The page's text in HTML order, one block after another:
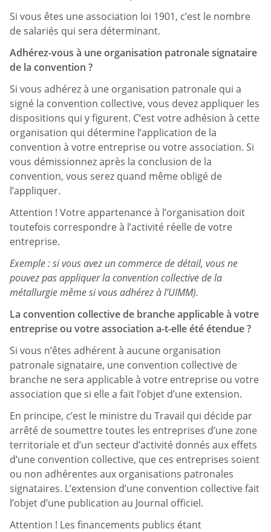
Si vous êtes une association loi 1901, c’est le nombre
de salariés qui sera déterminant.
Adhérez-vous à une organisation patronale signataire
de la convention ?
Si vous adhérez à une organisation patronale qui a
signé la convention collective, vous devez appliquer les
dispositions qui y figurent. C’est votre adhésion à cette
organisation qui détermine l’application de la
convention à votre entreprise ou votre association. Si
vous démissionnez après la conclusion de la
convention, vous serez quand même obligé de
l’appliquer.
Attention ! Votre appartenance à l’organisation doit
toutefois correspondre à l’activité réelle de votre
entreprise.
Exemple : si vous avez un commerce de détail, vous ne
pouvez pas appliquer la convention collective de la
métallurgie même si vous adhérez à l’UIMM).
La convention collective de branche applicable à votre
entreprise ou votre association a-t-elle été étendue ?
Si vous n’êtes adhérent à aucune organisation
patronale signataire, une convention collective de
branche ne sera applicable à votre entreprise ou votre
association que si elle a fait l’objet d’une extension.
En principe, c’est le ministre du Travail qui décide par
arrêté de soumettre toutes les entreprises d’une zone
territoriale et d’un secteur d’activité donnés aux effets
d’une convention collective, que ces entreprises soient
ou non adhérentes aux organisations patronales
signataires. L’extension d’une convention collective fait
l’objet d’une publication au Journal officiel.
Attention ! Les financements publics étant